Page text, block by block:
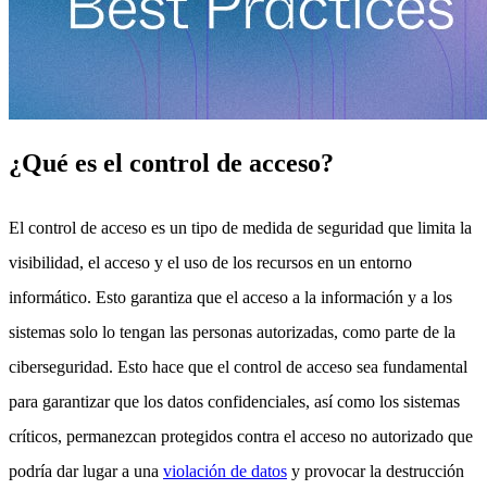
¿Qué es el control de acceso?
El control de acceso es un tipo de medida de seguridad que limita la
visibilidad, el acceso y el uso de los recursos en un entorno
informático. Esto garantiza que el acceso a la información y a los
sistemas solo lo tengan las personas autorizadas, como parte de la
ciberseguridad. Esto hace que el control de acceso sea fundamental
para garantizar que los datos confidenciales, así como los sistemas
críticos, permanezcan protegidos contra el acceso no autorizado que
podría dar lugar a una violación de datos y provocar la destrucción